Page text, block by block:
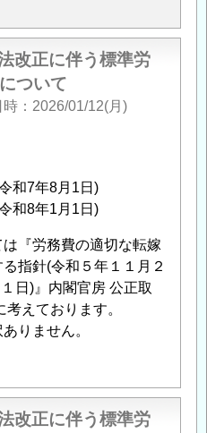
改正に伴う標準労
ついて
時
2026/01/12(月)
和7年8月1日)
和8年1月1日)
『労務費の適切な転嫁
指針(令和５年１１月２
日)』内閣官房 公正取
えております。
りません。
改正に伴う標準労